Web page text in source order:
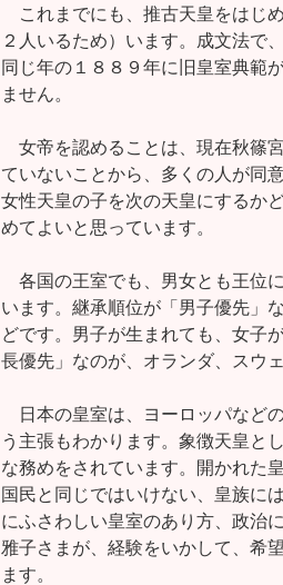
これまでにも、推古天皇をはじ
２人いるため）います。成文法で
同じ年の１８８９年に旧皇室典範
ません。
女帝を認めることは、現在秋篠
ていないことから、多くの人が同
女性天皇の子を次の天皇にするか
めてよいと思っています。
各国の王室でも、男女とも王位
います。継承順位が「男子優先」
どです。男子が生まれても、女子
長優先」なのが、オランダ、スウ
日本の皇室は、ヨーロッパなど
う主張もわかります。象徴天皇と
な務めをされています。開かれた
国民と同じではいけない、皇族に
にふさわしい皇室のあり方、政治
雅子さまが、経験をいかして、希
ます。